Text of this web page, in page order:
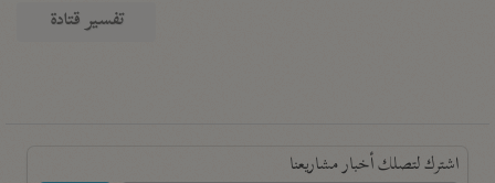
تفسير قتادة
اشترك لتصلك أخبار مشاريعنا